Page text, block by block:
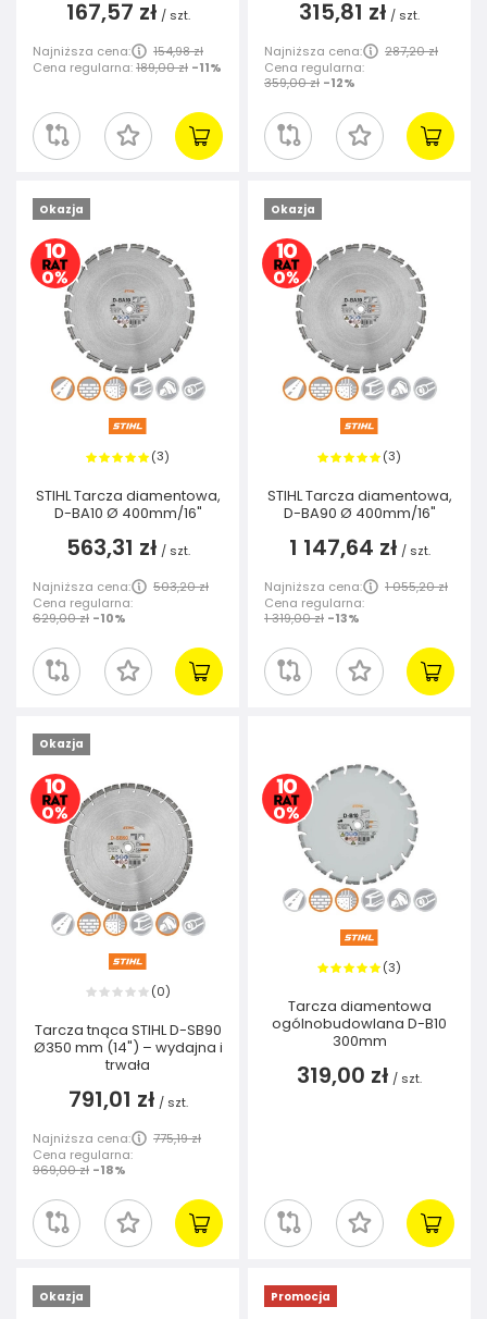
167,57 zł / szt.
Najniższa cena:
154,98 zł
Cena regularna:189,00 zł -11%
315,81 zł / szt.
Najniższa cena:
287,20 zł
Cena regularna:
359,00 zł -12%
Okazja
(3)
STIHL Tarcza diamentowa,
D-BA10 Ø 400mm/16"
563,31 zł / szt.
Najniższa cena:
503,20 zł
Cena regularna:
629,00 zł -10%
Okazja
(3)
STIHL Tarcza diamentowa,
D-BA90 Ø 400mm/16"
1 147,64 zł / szt.
Najniższa cena:
1 055,20 zł
Cena regularna:
1 319,00 zł -13%
Okazja
(0)
Tarcza tnąca STIHL D-SB90
Ø350 mm (14") – wydajna i
trwała
791,01 zł / szt.
Najniższa cena:
775,19 zł
Cena regularna:
969,00 zł -18%
(3)
Tarcza diamentowa
ogólnobudowlana D-B10
300mm
319,00 zł / szt.
Okazja Promocja